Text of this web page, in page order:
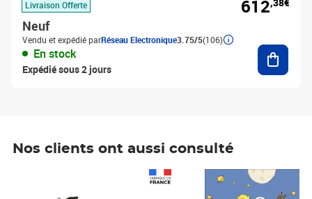
Livraison Offerte
Neuf
Vendu et expédié parRéseau Electronique3.75/5(106)
En stock
Expédié sous 2 jours
612
Nos clients ont aussi consulté
Prix 7,50€